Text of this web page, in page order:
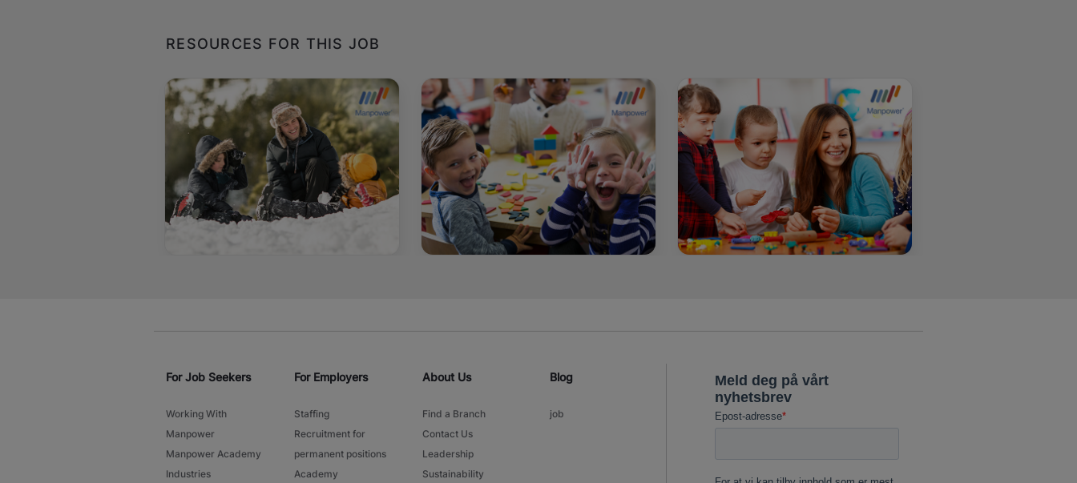
RESOURCES FOR THIS JOB
For Job Seekers
Working With
Manpower
Manpower Academy
Industries
For Employers
Staffing
Recruitment for
permanent positions
Academy
About Us
Find a Branch
Contact Us
Leadership
Sustainability
Blog
job